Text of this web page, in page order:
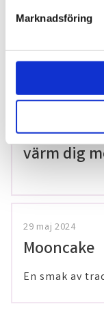
Marknadsföring
värm dig
29 maj 2024
Mooncake
En smak av